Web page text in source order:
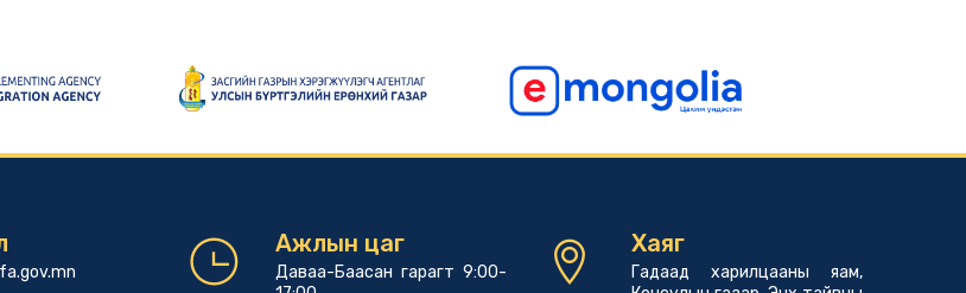
Ажлын цаг
Даваа-Баасан гарагт 9:00-
Хаяг
Гадаад харилцааны яам,